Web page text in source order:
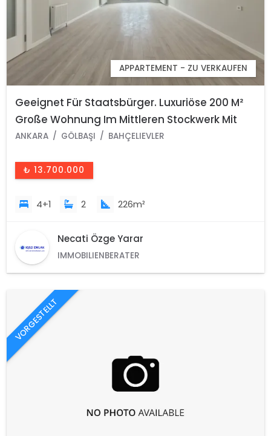
APPARTEMENT - ZU VERKAUFEN
Geeignet Für Staatsbürger. Luxuriöse 200 M²
Große Wohnung Im Mittleren Stockwerk Mit
Parkblick Im Viertel Bahçelievler, Gölbaşı,
ANKARA GÖLBAŞI BAHÇELIEVLER
₺ 13.700.000
4+1 2 226m²
Necati Özge Yarar
IMMOBILIENBERATER
VORGESTELLT